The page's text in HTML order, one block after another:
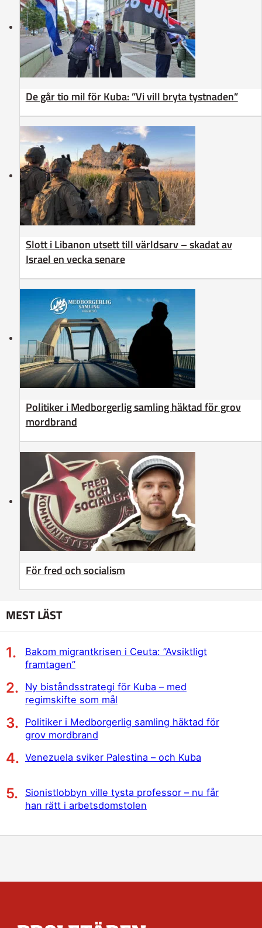
De går tio mil för Kuba: ”Vi vill bryta tystnaden”
Slott i Libanon utsett till världsarv – skadat av
Israel en vecka senare
Politiker i Medborgerlig samling häktad för grov
mordbrand
För fred och socialism
MEST LÄST
Bakom migrantkrisen i Ceuta: ”Avsiktligt
framtagen”
Ny biståndsstrategi för Kuba – med
regimskifte som mål
Politiker i Medborgerlig samling häktad för
grov mordbrand
Venezuela sviker Palestina – och Kuba
Sionistlobbyn ville tysta professor – nu får
han rätt i arbetsdomstolen